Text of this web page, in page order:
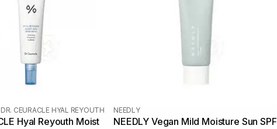
DR. CEURACLE HYAL REYOUTH
Hyal Reyouth Moist
NEEDLY
NEEDLY Vegan Mild Moisture Sun SPF